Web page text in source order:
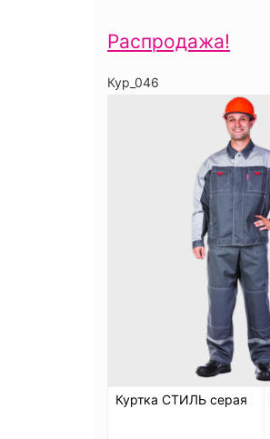
Распродажа!
Кур_046
Куртка СТИЛЬ серая